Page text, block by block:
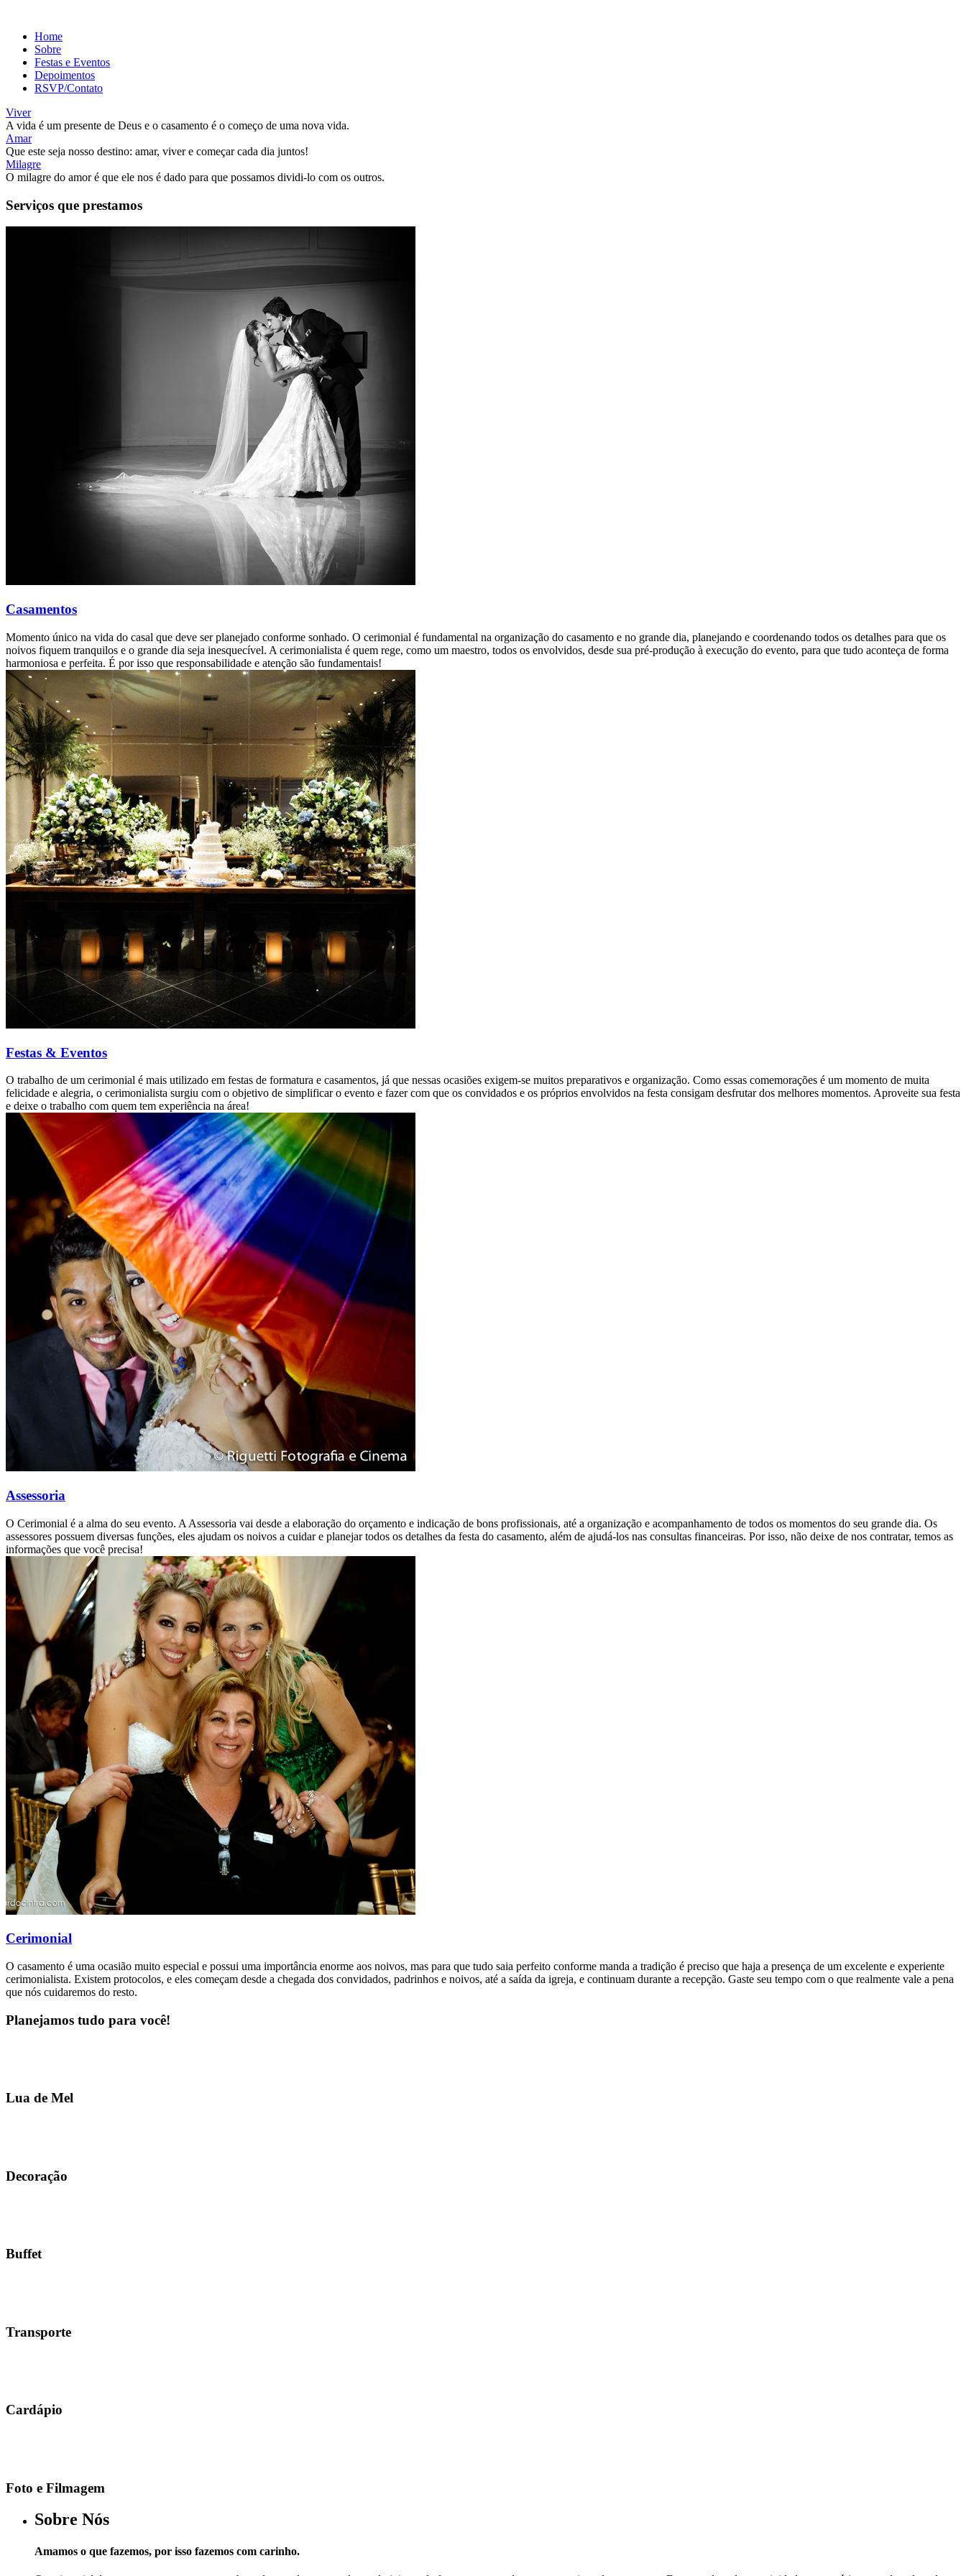
Home
Sobre
Festas e Eventos
Depoimentos
RSVP/Contato
Viver
A vida é um presente de Deus e o casamento é o começo de uma nova vida.
Amar
Que este seja nosso destino: amar, viver e começar cada dia juntos!
Milagre
O milagre do amor é que ele nos é dado para que possamos dividi-lo com os outros.
Serviços que prestamos
Casamentos
Momento único na vida do casal que deve ser planejado conforme sonhado. O cerimonial é fundamental na organização do casamento e no grande dia, planejando e coordenando todos os detalhes para que os
noivos fiquem tranquilos e o grande dia seja inesquecível. A cerimonialista é quem rege, como um maestro, todos os envolvidos, desde sua pré-produção à execução do evento, para que tudo aconteça de forma
harmoniosa e perfeita. É por isso que responsabilidade e atenção são fundamentais!
Festas & Eventos
O trabalho de um cerimonial é mais utilizado em festas de formatura e casamentos, já que nessas ocasiões exigem-se muitos preparativos e organização. Como essas comemorações é um momento de muita
felicidade e alegria, o cerimonialista surgiu com o objetivo de simplificar o evento e fazer com que os convidados e os próprios envolvidos na festa consigam desfrutar dos melhores momentos. Aproveite sua festa
e deixe o trabalho com quem tem experiência na área!
Assessoria
O Cerimonial é a alma do seu evento. A Assessoria vai desde a elaboração do orçamento e indicação de bons profissionais, até a organização e acompanhamento de todos os momentos do seu grande dia. Os
assessores possuem diversas funções, eles ajudam os noivos a cuidar e planejar todos os detalhes da festa do casamento, além de ajudá-los nas consultas financeiras. Por isso, não deixe de nos contratar, temos as
informações que você precisa!
Cerimonial
O casamento é uma ocasião muito especial e possui uma importância enorme aos noivos, mas para que tudo saia perfeito conforme manda a tradição é preciso que haja a presença de um excelente e experiente
cerimonialista. Existem protocolos, e eles começam desde a chegada dos convidados, padrinhos e noivos, até a saída da igreja, e continuam durante a recepção. Gaste seu tempo com o que realmente vale a pena
que nós cuidaremos do resto.
Planejamos tudo para você!
Lua de Mel
Decoração
Buffet
Transporte
Cardápio
Foto e Filmagem
Sobre Nós
Amamos o que fazemos, por isso fazemos com carinho.